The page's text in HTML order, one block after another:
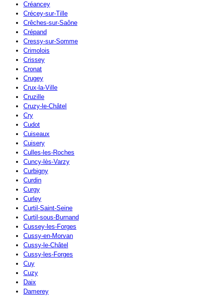
Créancey
Crécey-sur-Tille
Crêches-sur-Saône
Crépand
Cressy-sur-Somme
Crimolois
Crissey
Cronat
Crugey
Crux-la-Ville
Cruzille
Cruzy-le-Châtel
Cry
Cudot
Cuiseaux
Cuisery
Culles-les-Roches
Cuncy-lès-Varzy
Curbigny
Curdin
Curgy
Curley
Curtil-Saint-Seine
Curtil-sous-Burnand
Cussey-les-Forges
Cussy-en-Morvan
Cussy-le-Châtel
Cussy-les-Forges
Cuy
Cuzy
Daix
Damerey